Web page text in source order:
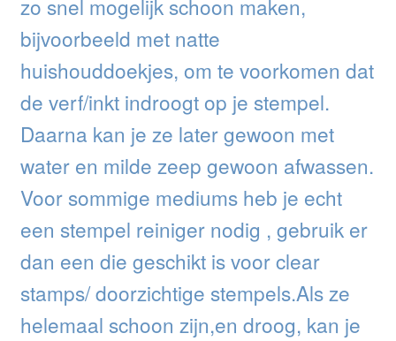
zo snel mogelijk schoon maken,
bijvoorbeeld met natte
huishouddoekjes, om te voorkomen dat
de verf/inkt indroogt op je stempel.
Daarna kan je ze later gewoon met
water en milde zeep gewoon afwassen.
Voor sommige mediums heb je echt
een stempel reiniger nodig , gebruik er
dan een die geschikt is voor clear
stamps/ doorzichtige stempels.Als ze
helemaal schoon zijn,en droog, kan je